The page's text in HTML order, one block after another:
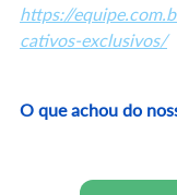
https://
cativos-exclusivos/
O que achou do